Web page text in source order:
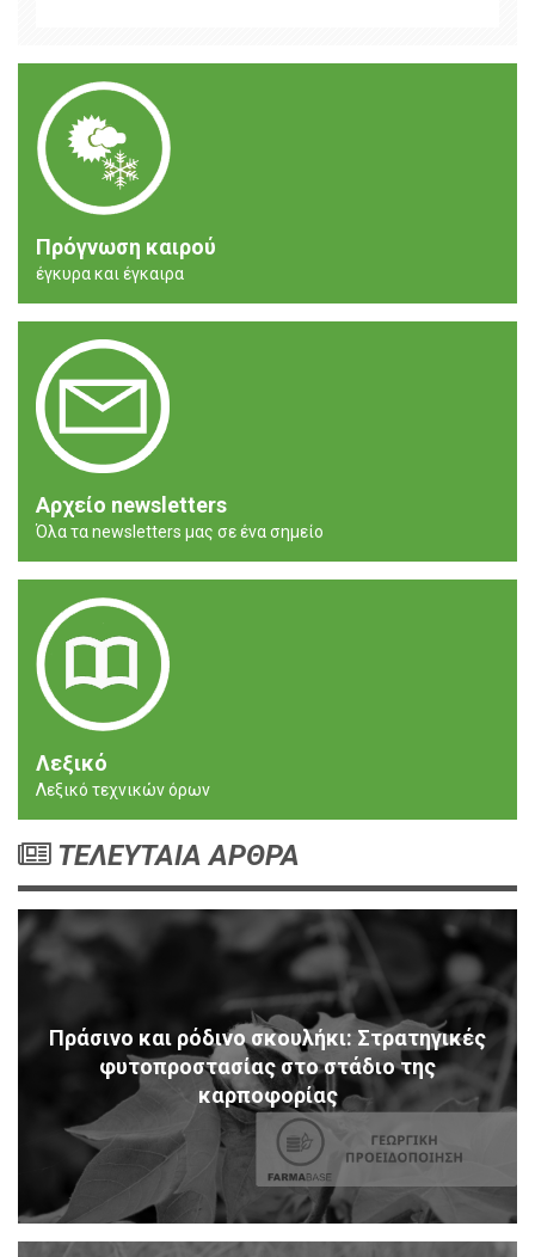
Πρόγνωση καιρού
έγκυρα και έγκαιρα
Αρχείο newsletters
Όλα τα newsletters μας σε ένα σημείο
Λεξικό
Λεξικό τεχνικών όρων
ΤΕΛΕΥΤΑΙΑ ΑΡΘΡΑ
Πράσινο και ρόδινο σκουλήκι: Στρατηγικές
φυτοπροστασίας στο στάδιο της
καρποφορίας